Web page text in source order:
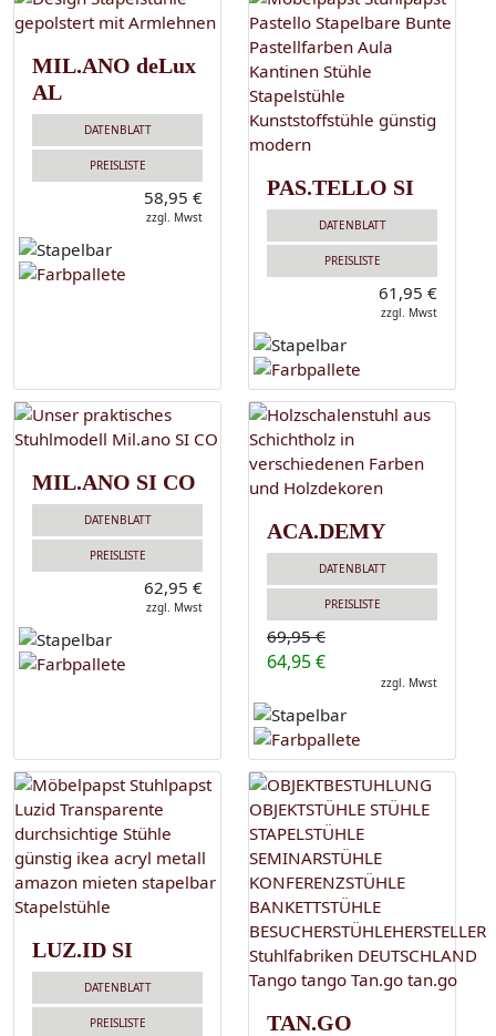
MIL.ANO deLux
AL
DATENBLATT
PREISLISTE
58,95 €
zzgl. Mwst
PAS.TELLO SI
DATENBLATT
PREISLISTE
61,95 €
zzgl. Mwst
MIL.ANO SI CO
DATENBLATT
PREISLISTE
62,95 €
zzgl. Mwst
ACA.DEMY
DATENBLATT
PREISLISTE
69,95 €
64,95 €
zzgl. Mwst
LUZ.ID SI
DATENBLATT
PREISLISTE TAN.GO